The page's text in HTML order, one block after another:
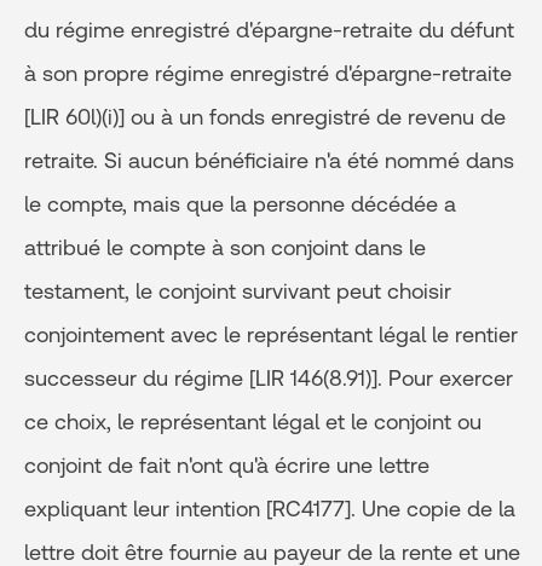
du régime enregistré d'épargne-retraite du défunt
à son propre régime enregistré d'épargne-retraite
[LIR 60l)(i)] ou à un fonds enregistré de revenu de
retraite. Si aucun bénéficiaire n'a été nommé dans
le compte, mais que la personne décédée a
attribué le compte à son conjoint dans le
testament, le conjoint survivant peut choisir
conjointement avec le représentant légal le rentier
successeur du régime [LIR 146(8.91)]. Pour exercer
ce choix, le représentant légal et le conjoint ou
conjoint de fait n'ont qu'à écrire une lettre
expliquant leur intention [RC4177]. Une copie de la
lettre doit être fournie au payeur de la rente et une